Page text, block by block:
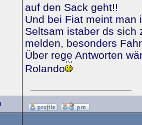
auf den Sack geht!!
Und bei Fiat meint man
Seltsam istaber ds sich
melden, besonders
Über rege Antworten
Rolando